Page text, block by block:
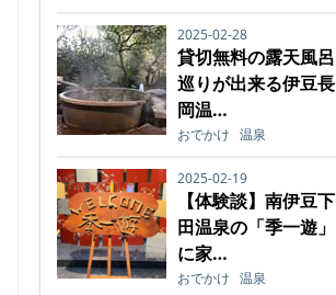
2025-02-28
貸切無料の露天風呂
巡りが出来る伊豆長
岡温…
おでかけ 温泉
2025-02-19
【体験談】南伊豆下
田温泉の「季一遊」
に家…
おでかけ 温泉